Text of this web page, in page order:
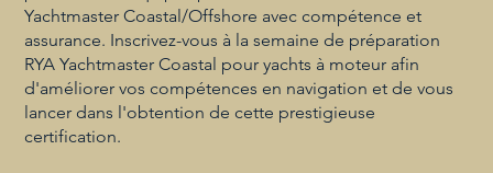
Yachtmaster Coastal/Offshore avec compétence et
assurance. Inscrivez-vous à la semaine de préparation
RYA Yachtmaster Coastal pour yachts à moteur afin
d'améliorer vos compétences en navigation et de vous
lancer dans l'obtention de cette prestigieuse
certification.